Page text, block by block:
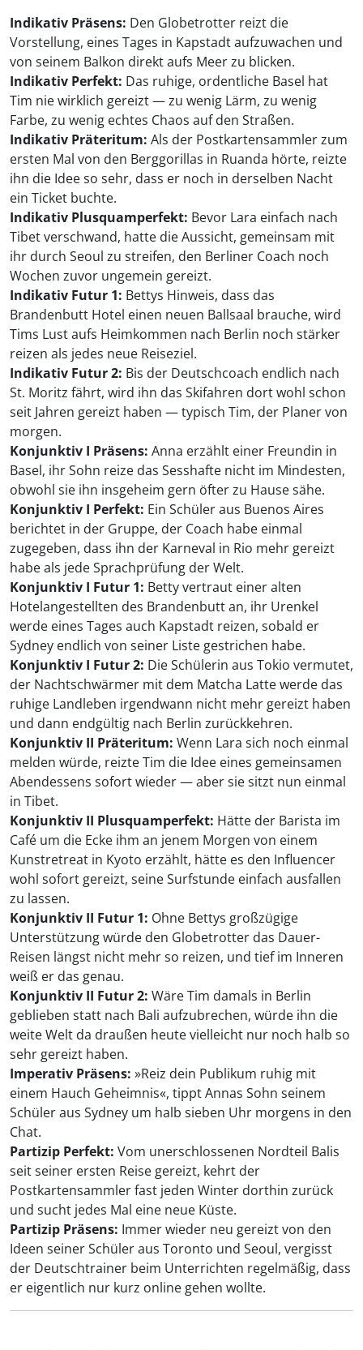
Indikativ Präsens: Den Globetrotter reizt die
Vorstellung, eines Tages in Kapstadt aufzuwachen und
von seinem Balkon direkt aufs Meer zu blicken.
Indikativ Perfekt: Das ruhige, ordentliche Basel hat
Tim nie wirklich gereizt — zu wenig Lärm, zu wenig
Farbe, zu wenig echtes Chaos auf den Straßen.
Indikativ Präteritum: Als der Postkartensammler zum
ersten Mal von den Berggorillas in Ruanda hörte, reizte
ihn die Idee so sehr, dass er noch in derselben Nacht
ein Ticket buchte.
Indikativ Plusquamperfekt: Bevor Lara einfach nach
Tibet verschwand, hatte die Aussicht, gemeinsam mit
ihr durch Seoul zu streifen, den Berliner Coach noch
Wochen zuvor ungemein gereizt.
Indikativ Futur 1: Bettys Hinweis, dass das
Brandenbutt Hotel einen neuen Ballsaal brauche, wird
Tims Lust aufs Heimkommen nach Berlin noch stärker
reizen als jedes neue Reiseziel.
Indikativ Futur 2: Bis der Deutschcoach endlich nach
St. Moritz fährt, wird ihn das Skifahren dort wohl schon
seit Jahren gereizt haben — typisch Tim, der Planer von
morgen.
Konjunktiv I Präsens: Anna erzählt einer Freundin in
Basel, ihr Sohn reize das Sesshafte nicht im Mindesten,
obwohl sie ihn insgeheim gern öfter zu Hause sähe.
Konjunktiv I Perfekt: Ein Schüler aus Buenos Aires
berichtet in der Gruppe, der Coach habe einmal
zugegeben, dass ihn der Karneval in Rio mehr gereizt
habe als jede Sprachprüfung der Welt.
Konjunktiv I Futur 1: Betty vertraut einer alten
Hotelangestellten des Brandenbutt an, ihr Urenkel
werde eines Tages auch Kapstadt reizen, sobald er
Sydney endlich von seiner Liste gestrichen habe.
Konjunktiv I Futur 2: Die Schülerin aus Tokio vermutet,
der Nachtschwärmer mit dem Matcha Latte werde das
ruhige Landleben irgendwann nicht mehr gereizt haben
und dann endgültig nach Berlin zurückkehren.
Konjunktiv II Präteritum: Wenn Lara sich noch einmal
melden würde, reizte Tim die Idee eines gemeinsamen
Abendessens sofort wieder — aber sie sitzt nun einmal
in Tibet.
Konjunktiv II Plusquamperfekt: Hätte der Barista im
Café um die Ecke ihm an jenem Morgen von einem
Kunstretreat in Kyoto erzählt, hätte es den Influencer
wohl sofort gereizt, seine Surfstunde einfach ausfallen
zu lassen.
Konjunktiv II Futur 1: Ohne Bettys großzügige
Unterstützung würde den Globetrotter das Dauer-
Reisen längst nicht mehr so reizen, und tief im Inneren
weiß er das genau.
Konjunktiv II Futur 2: Wäre Tim damals in Berlin
geblieben statt nach Bali aufzubrechen, würde ihn die
weite Welt da draußen heute vielleicht nur noch halb so
sehr gereizt haben.
Imperativ Präsens: »Reiz dein Publikum ruhig mit
einem Hauch Geheimnis«, tippt Annas Sohn seinem
Schüler aus Sydney um halb sieben Uhr morgens in den
Chat.
Partizip Perfekt: Vom unerschlossenen Nordteil Balis
seit seiner ersten Reise gereizt, kehrt der
Postkartensammler fast jeden Winter dorthin zurück
und sucht jedes Mal eine neue Küste.
Partizip Präsens: Immer wieder neu gereizt von den
Ideen seiner Schüler aus Toronto und Seoul, vergisst
der Deutschtrainer beim Unterrichten regelmäßig, dass
er eigentlich nur kurz online gehen wollte.